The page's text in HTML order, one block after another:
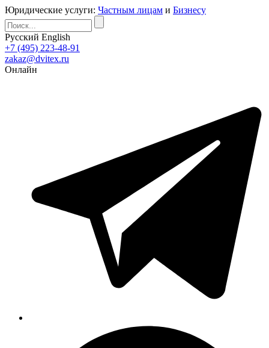
Юридические услуги: Частным лицам и Бизнесу
Русский English
+7 (495) 223-48-91
zakaz@dvitex.ru
Онлайн